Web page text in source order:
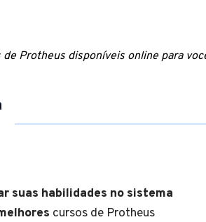
Protheus disponíveis online para
suas habilidades no sistema
cursos de Protheus